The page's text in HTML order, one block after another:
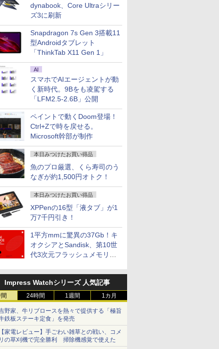
dynabook、Core Ultraシリー
ズ3に刷新
Snapdragon 7s Gen 3搭載11
型Androidタブレット
「ThinkTab X11 Gen 1」
AI
スマホでAIエージェントが動
く新時代。9Bをも凌駕する
「LFM2.5-2.6B」公開
ペイントで動くDoom登場！
Ctrl+Zで時を戻せる。
Microsoft幹部が制作
本日みつけたお買い得品
魚のプロ厳選、くら寿司のう
なぎが約1,500円オトク！
本日みつけたお買い得品
XPPenの16型「液タブ」が1
万7千円引き！
1平方mmに驚異の37Gb！キ
オクシアとSandisk、第10世
代3次元フラッシュメモリを
Impress Watchシリーズ 人気記事
24時間 1週間 1カ月
野家、牛リブロースを熱々で提供する「極旨
鉄板ステーキ定食」を発売
家電レビュー】手ごわい雑草との戦い、コメ
の草刈機で完全勝利 掃除機感覚で使えた